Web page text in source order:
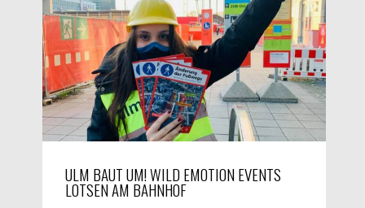
ULM BAUT UM! WILD EMOTION EVENTS
LOTSEN AM BAHNHOF